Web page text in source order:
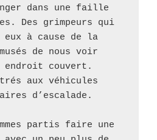
dans une faille
Des grimpeurs qui
à cause de la
de nous voir
endroit couvert.
aux véhicules
d’escalade.
partis faire une